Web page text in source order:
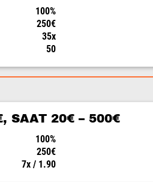
100%
250€
35x
50
SAAT 20€ – 500€
100%
250€
7x / 1.90